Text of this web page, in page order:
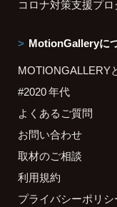
コロナ対策支援プ
MotionGalleryに
MOTIONGALLERY
#2020 年代
よくあるご質問
お問い合わせ
取材のご相談
利用規約
プライバシーポリシ